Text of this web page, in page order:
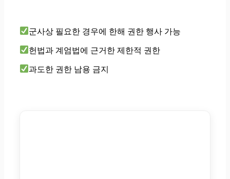
군사상 필요한 경우에 한해 권한 행사 가능
헌법과 계엄법에 근거한 제한적 권한
과도한 권한 남용 금지